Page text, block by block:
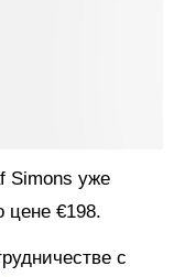
Simons уже
цене €198.
с